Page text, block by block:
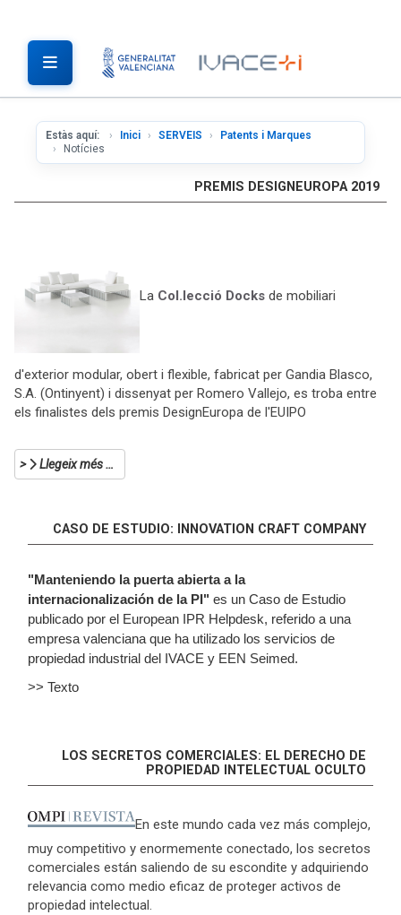
Estàs aquí: Inici SERVEIS
Patents i Marques
Notícies
PREMIS DESIGNEUROPA 2019
La Col.lecció Docks de mobiliari
d'exterior modular, obert i flexible, fabricat per Gandia Blasco,
S.A. (Ontinyent) i dissenyat per Romero Vallejo, es troba entre
els finalistes dels premis DesignEuropa de l'EUIPO
Llegeix més …
CASO DE ESTUDIO: INNOVATION CRAFT COMPANY
"Manteniendo la puerta abierta a la
internacionalización de la PI" es un Caso de Estudio
publicado por el European IPR Helpdesk, referido a una
empresa valenciana que ha utilizado los servicios de
propiedad industrial del IVACE y EEN Seimed.
>> Texto
LOS SECRETOS COMERCIALES: EL DERECHO DE
PROPIEDAD INTELECTUAL OCULTO
En este mundo cada vez más complejo,
muy competitivo y enormemente conectado, los secretos
comerciales están saliendo de su escondite y adquiriendo
relevancia como medio eficaz de proteger activos de
propiedad intelectual.